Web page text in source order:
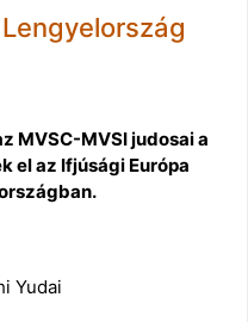
MVSC-MVSI judosai a
el az Ifjúsági Európa
Yudai